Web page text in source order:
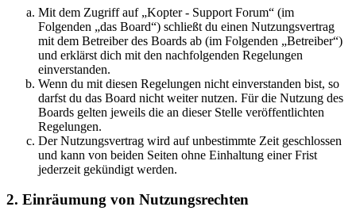
Mit dem Zugriff auf „Kopter - Support Forum“ (im
Folgenden „das Board“) schließt du einen Nutzungsvertrag
mit dem Betreiber des Boards ab (im Folgenden „Betreiber“)
und erklärst dich mit den nachfolgenden Regelungen
einverstanden.
Wenn du mit diesen Regelungen nicht einverstanden bist, so
darfst du das Board nicht weiter nutzen. Für die Nutzung des
Boards gelten jeweils die an dieser Stelle veröffentlichten
Regelungen.
Der Nutzungsvertrag wird auf unbestimmte Zeit geschlossen
und kann von beiden Seiten ohne Einhaltung einer Frist
jederzeit gekündigt werden.
2. Einräumung von Nutzungsrechten